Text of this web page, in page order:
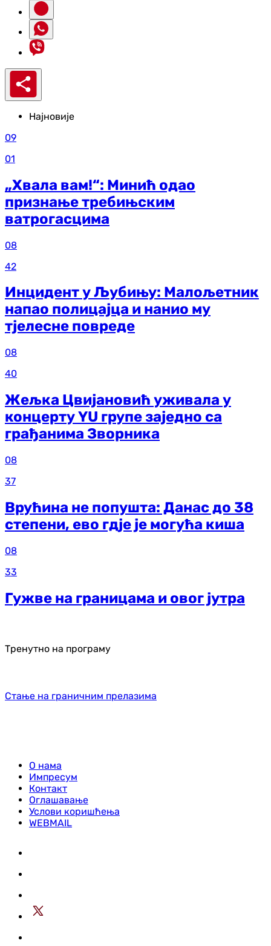
Најновије
09
01
„Хвала вам!“: Минић одао
признање требињским
ватрогасцима
08
42
Инцидент у Љубињу: Малољетник
напао полицајца и нанио му
тјелесне повреде
08
40
Жељка Цвијановић уживала у
концерту YU групе заједно са
грађанима Зворника
08
37
Врућина не попушта: Данас до 38
степени, ево гдје је могућа киша
08
33
Гужве на границама и овог јутра
Тренутно на програму
Стање на граничним прелазима
О нама
Импресум
Контакт
Оглашавање
Услови коришћења
WEBMAIL